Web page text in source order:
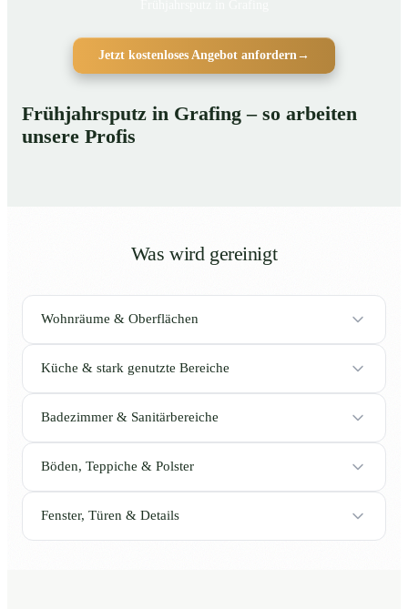
Jetzt kostenloses Angebot anfordern →
Frühjahrsputz in Grafing – so arbeiten
unsere Profis
Was wird gereinigt
Wohnräume & Oberflächen
Küche & stark genutzte Bereiche
Badezimmer & Sanitärbereiche
Böden, Teppiche & Polster
Fenster, Türen & Details